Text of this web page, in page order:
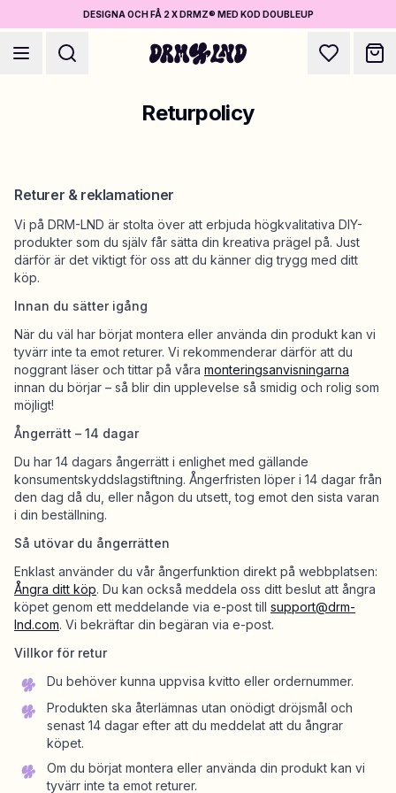
DESIGNA OCH FÅ 2 X DRMZ® MED KOD DOUBLEUP
Designa Accessoarer
Mobilskal, väskor, laptops & mer
Välj och blanda – hundratals unika stick-ons
Designa Smycken
Halsband, armband, bag chains & mer
Shoppa Charms
Massor av berlocker. Hitta dina favoriter.
Alla produkter
Presenter
Limited Editions
Mina designs Wishlist
Returpolicy
Returer & reklamationer
Vi på DRM-LND är stolta över att erbjuda högkvalitativa DIY-
produkter som du själv får sätta din kreativa prägel på. Just
därför är det viktigt för oss att du känner dig trygg med ditt
köp.
Innan du sätter igång
När du väl har börjat montera eller använda din produkt kan vi
tyvärr inte ta emot returer. Vi rekommenderar därför att du
noggrant läser och tittar på våra monteringsanvisningarna
innan du börjar – så blir din upplevelse så smidig och rolig som
möjligt!
Ångerrätt – 14 dagar
Du har 14 dagars ångerrätt i enlighet med gällande
konsumentskyddslagstiftning. Ångerfristen löper i 14 dagar från
den dag då du, eller någon du utsett, tog emot den sista varan
i din beställning.
Så utövar du ångerrätten
Enklast använder du vår ångerfunktion direkt på webbplatsen:
Ångra ditt köp. Du kan också meddela oss ditt beslut att ångra
köpet genom ett meddelande via e-post till support@drm-
lnd.com. Vi bekräftar din begäran via e-post.
Villkor för retur
Du behöver kunna uppvisa kvitto eller ordernummer.
Produkten ska återlämnas utan onödigt dröjsmål och
senast 14 dagar efter att du meddelat att du ångrar
köpet.
Om du börjat montera eller använda din produkt kan vi
tyvärr inte ta emot returer.